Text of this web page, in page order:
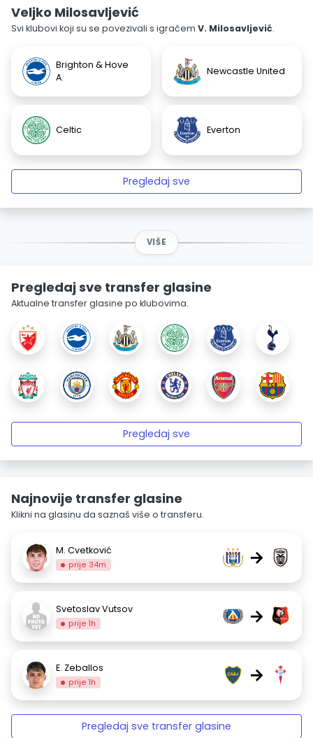
Veljko Milosavljević
Svi klubovi koji su se povezivali s igračem V. Milosavljević.
Brighton & Hove
A.
Newcastle United
Celtic Everton
Pregledaj sve
VIŠE
Pregledaj sve transfer glasine
Aktualne transfer glasine po klubovima.
Pregledaj sve
Najnovije transfer glasine
Klikni na glasinu da saznaš više o transferu.
M. Cvetković
prije 34m →
Svetoslav Vutsov
prije 1h →
E. Zeballos
prije 1h →
Pregledaj sve transfer glasine